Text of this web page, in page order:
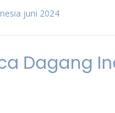
juni 2024
Dagang